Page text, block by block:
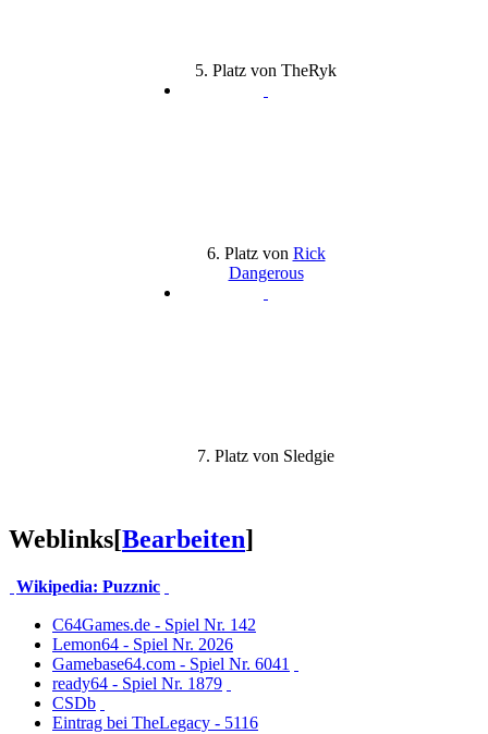
5. Platz von TheRyk
6. Platz von Rick
Dangerous
7. Platz von Sledgie
Weblinks[Bearbeiten]
Wikipedia: Puzznic
C64Games.de - Spiel Nr. 142
Lemon64 - Spiel Nr. 2026
Gamebase64.com - Spiel Nr. 6041
ready64 - Spiel Nr. 1879
CSDb
Eintrag bei TheLegacy - 5116